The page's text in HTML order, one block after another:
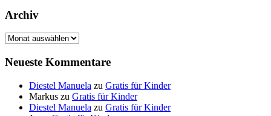
Archiv
Archiv
Neueste Kommentare
Diestel Manuela zu Gratis für Kinder
Markus zu Gratis für Kinder
Diestel Manuela zu Gratis für Kinder